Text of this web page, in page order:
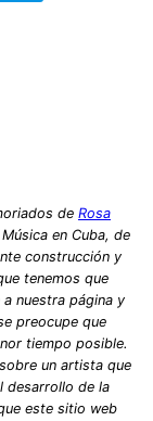
de Rosa
en Cuba, de
construcción y
tenemos que
nuestra página y
preocupe que
tiempo posible.
un artista que
desarrollo de la
este sitio web